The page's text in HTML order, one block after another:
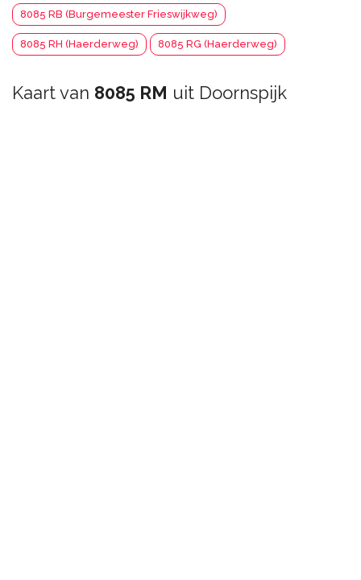
8085 RB (Burgemeester Frieswijkweg)
8085 RH (Haerderweg) 8085 RG (Haerderweg)
Kaart van 8085 RM uit Doornspijk